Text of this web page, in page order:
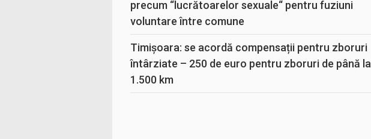
precum “lucrătoarelor sexuale“ pentru fuziuni
voluntare între comune
Timișoara: se acordă compensații pentru zboruri
întârziate – 250 de euro pentru zboruri de până la
1.500 km